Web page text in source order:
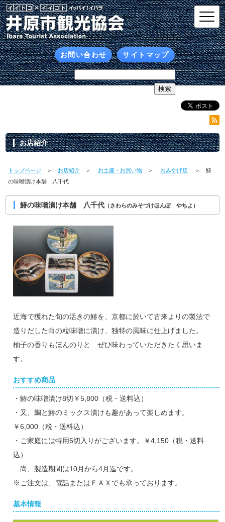
お問い合わせ サイトマップ
お店紹介
トップページ ＞ お店紹介＞ お土産・お買い物＞ おみやげ店
＞ 鰆
の味噌漬け本舗 八千代
鰆の味噌漬け本舗 八千代（さわらのみそづけほんぽ やちよ）
近海で獲れた旬の活きの鰆を、京都に於いて古来よりの製法で
造りだした白の粒味噌に漬け、独特の風味に仕上げました。
柚子の香りもほんのりと ぜひ味わっていただきたく思いま
す。
おすすめ商品
・鰆の味噌漬け8切￥5,800（税・送料込）
・又、鯛と鰆のミックス漬けも趣があって楽しめます。
￥6,000（税・送料込）
・ご家庭には特用6切入りがございます。￥4,150（税・送料
込）
尚、製造期間は10月から4月迄です。
※ご注文は、電話またはＦＡＸでも承っております。
基本情報